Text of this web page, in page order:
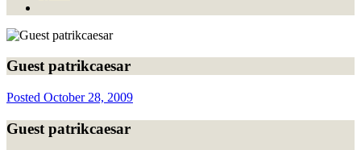
Guest patrikcaesar
Posted October 28, 2009
Guest patrikcaesar